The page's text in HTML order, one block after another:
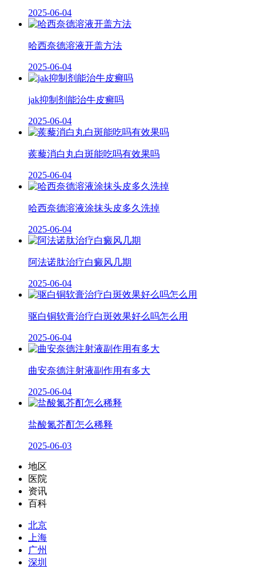
2025-06-04
哈西奈德溶液开盖方法
2025-06-04
jak抑制剂能治牛皮癣吗
2025-06-04
蒺藜消白丸白斑能吃吗有效果吗
2025-06-04
哈西奈德溶液涂抹头皮多久洗掉
2025-06-04
阿法诺肽治疗白癜风几期
2025-06-04
驱白铜软膏治疗白斑效果好么吗怎么用
2025-06-04
曲安奈德注射液副作用有多大
2025-06-04
盐酸氮芥酊怎么稀释
2025-06-03
地区
医院
资讯
百科
北京
上海
广州
深圳